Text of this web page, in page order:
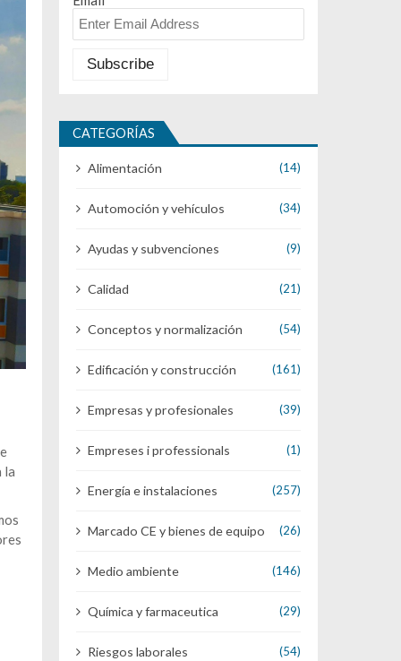
la
CATEGORÍAS
Alimentación (14)
Automoción y vehículos (34)
Ayudas y subvenciones (9)
Calidad (21)
Conceptos y normalización (54)
Edificación y construcción (161)
Empresas y profesionales (39)
Empreses i professionals (1)
Energía e instalaciones (257)
Marcado CE y bienes de equipo (26)
Medio ambiente (146)
Química y farmaceutica (29)
Riesgos laborales (54)